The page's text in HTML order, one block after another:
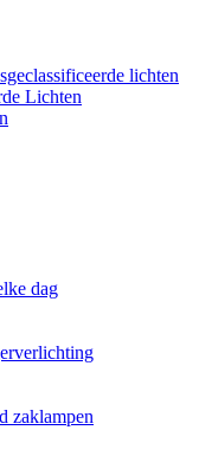
lichten
Lichten
dag
zaklampen